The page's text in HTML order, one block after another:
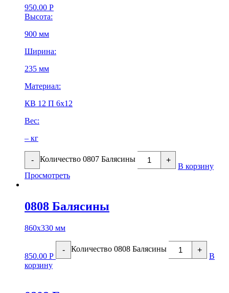
950.00 Р
Высота:
900 мм
Ширина:
235 мм
Материал:
КВ 12 П 6х12
Вес:
– кг
- Количество 0807 Балясины +
В корзину
Просмотреть
0808 Балясины
860х330 мм
850.00 Р
- Количество 0808 Балясины +
В
корзину